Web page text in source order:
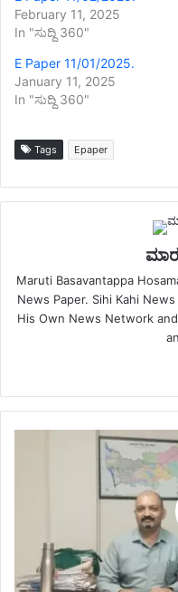
February 11, 2025
In "ಸುದ್ದಿ 360"
E Paper 11/01/2025.
January 11, 2025
In "ಸುದ್ದಿ 360"
Tags Epaper
Maruti Basavantappa
News Paper. Sihi Kahi
His Own News Network